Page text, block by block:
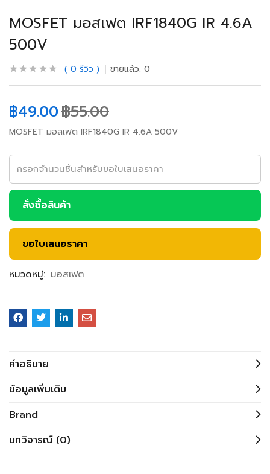
MOSFET มอสเฟต IRF1840G IR 4.6A
500V
0 รีวิว ขายแล้ว: 0
฿49.00฿55.00
MOSFET มอสเฟต IRF1840G IR 4.6A 500V
สั่งซื้อสินค้า
ขอใบเสนอราคา
หมวดหมู่: มอสเฟต
คำอธิบาย
ข้อมูลเพิ่มเติม
Brand
บทวิจารณ์ (0)